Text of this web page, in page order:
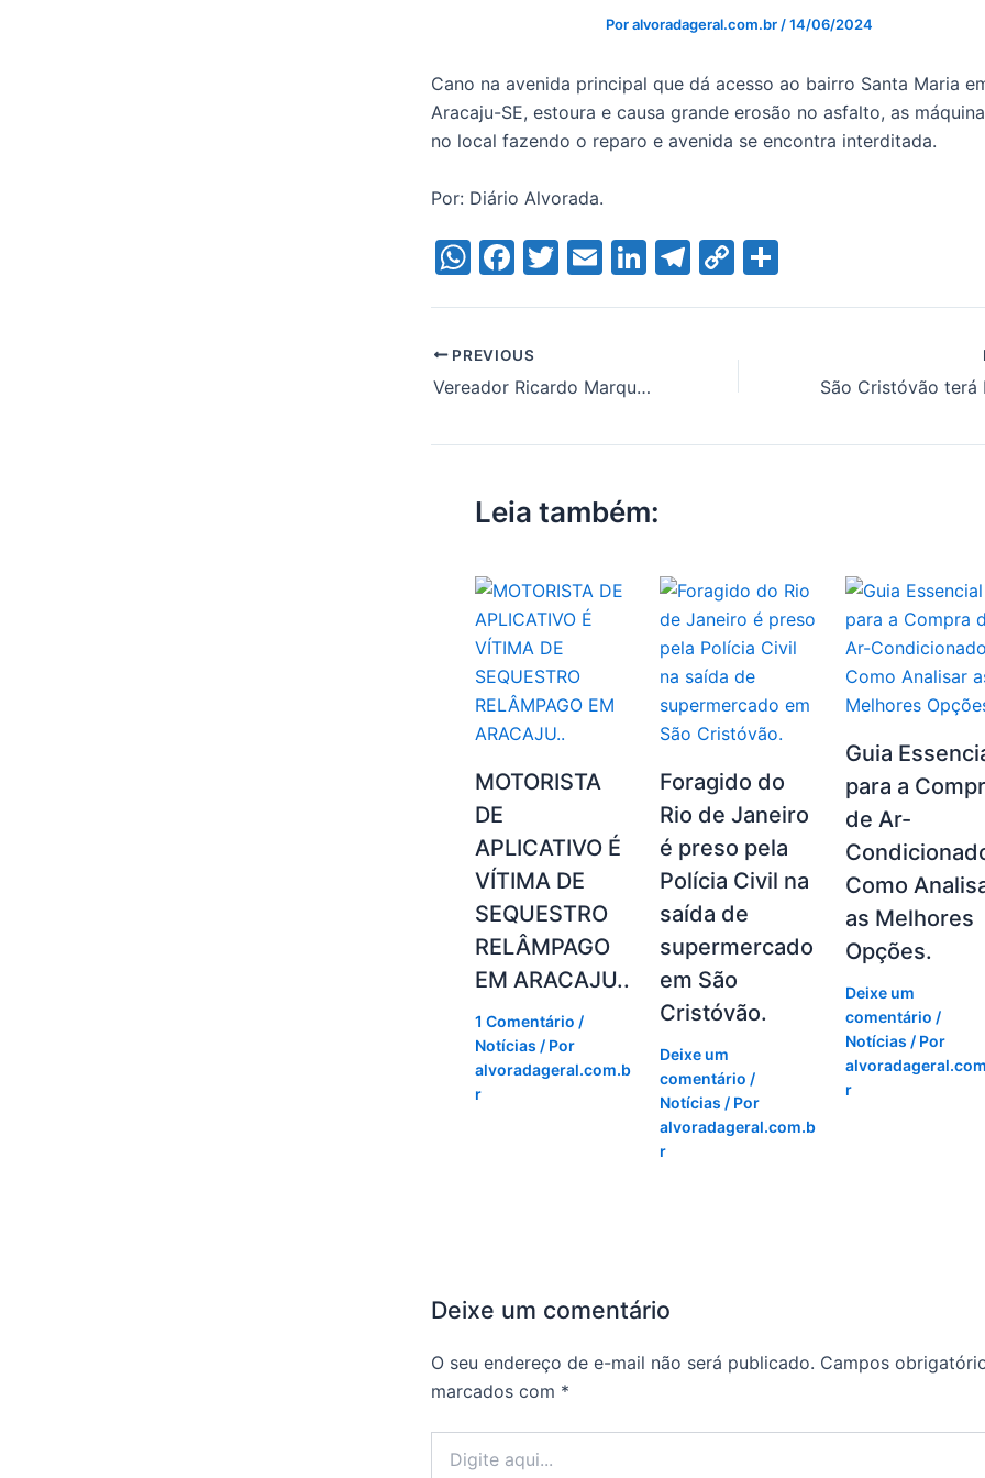
Poralvoradageral.com.br /14/06/2024
Cano na avenida principal que dá acesso ao bairro Santa Maria
Aracaju-SE, estoura e causa grande erosão no asfalto, as
no local fazendo o reparo e avenida se encontra interditada.
Por: Diário Alvorada.
W
s
A
p
F
e
b
o
k
T
E
Li
dI
n
T
m
C
y
Li
n
PREVIOUS
Vereador Ricardo Marques Denuncia Contrato de R$ 9 Milhões para Manutenção de Pontos de Ônibus com Qualidade Duvidosa
Leia também:
MOTORISTA
DE
APLICATIVO É
VÍTIMA DE
SEQUESTRO
RELÂMPAGO
EM ARACAJU..
1 Comentário /
Notícias / Por
alvoradageral.com.b
r
Foragido do
Rio de Janeiro
é preso pela
Polícia Civil na
saída de
supermercado
em São
Cristóvão.
Deixe um
comentário /
Notícias / Por
alvoradageral.com.b
r
Guia
para a
de Ar-
Como
as Melhores
Opções.
Deixe um
comentário /
Notícias / Por
r
Deixe um comentário
O seu endereço de e-mail não será publicado. Campos
marcados com *
aqui...